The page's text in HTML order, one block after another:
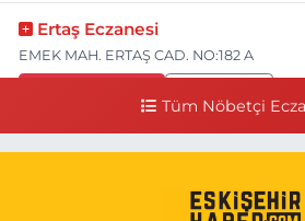
Ertaş Eczanesi
EMEK MAH. ERTAŞ CAD. NO:182 A
YAN SOKAĞI POLİKLİNİK KAPISI TAM
Tüm Nöbetçi